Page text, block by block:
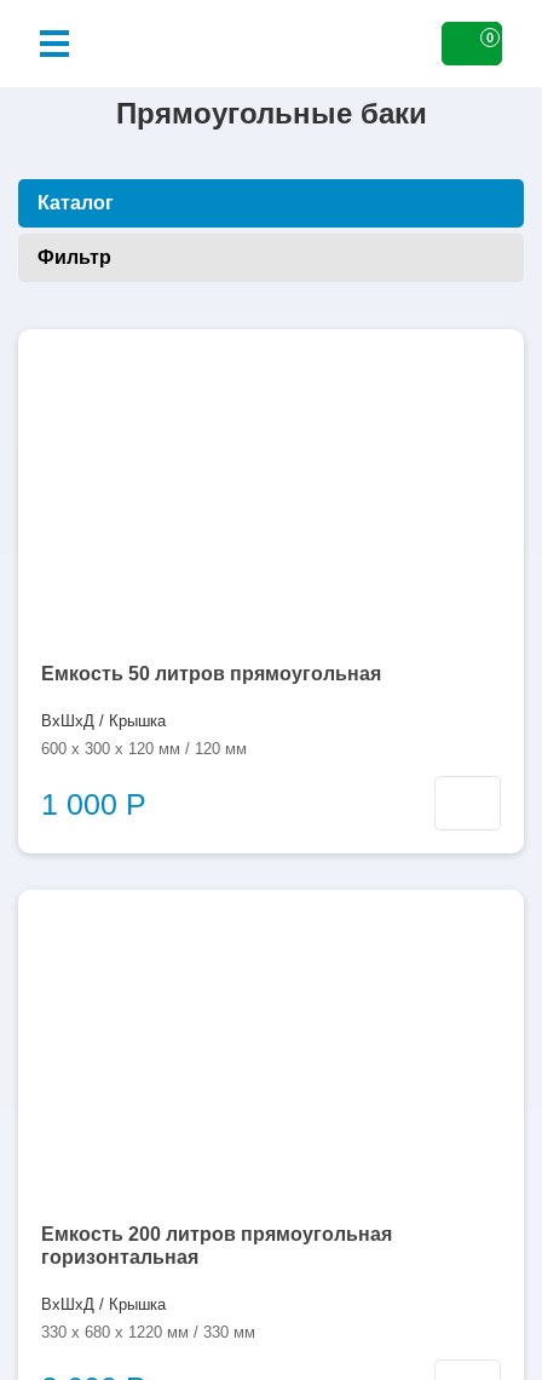
0
Прямоугольные баки
Каталог
Фильтр
Емкость 50 литров прямоугольная
ВхШхД / Крышка
600 x 300 x 120 мм / 120 мм
1 000 Р
Емкость 200 литров прямоугольная
горизонтальная
ВхШхД / Крышка
330 x 680 x 1220 мм / 330 мм